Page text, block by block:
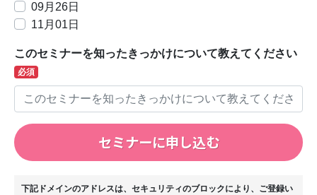
09月26日
11月01日
このセミナーを知ったきっかけについて教えてください
必須
セミナーに申し込む
下記ドメインのアドレスは、セキュリティのブロックにより、ご登録い